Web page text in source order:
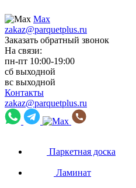
Max
zakaz@parquetplus.ru
Заказать обратный звонок
На связи:
пн-пт 10:00-19:00
сб выходной
вс выходной
Контакты
zakaz@parquetplus.ru
Паркетная доска
Ламинат